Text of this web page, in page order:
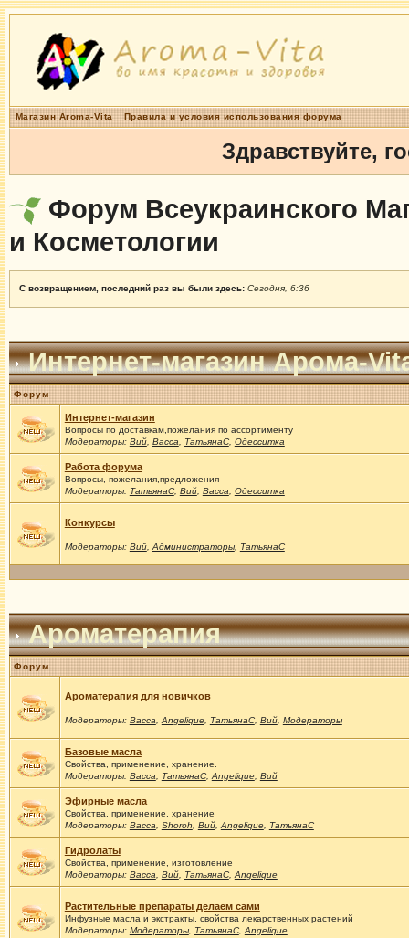
Магазин Aroma-Vita Правила и условия использования форума
Здравствуйте,
Форум Всеукраинского
и Косметологии
С возвращением, последний раз вы были здесь: Сегодня, 6:36
Интернет-магазин Арома-
Форум
Интернет-магазин
Вопросы по доставкам,пожелания по ассортименту
Модераторы: Вий, Васса ТатьянаС, Одесситка
Работа форума
Вопросы, пожелания,предложения
Модераторы: ТатьянаС, Вий, Васса Одесситка
Конкурсы
Модераторы: Вий, Администраторы, ТатьянаС
Ароматерапия
Форум
Ароматерапия для новичков
Модераторы: Васса Angelique, ТатьянаС, Вий, Модераторы
Базовые масла
Свойства, применение, хранение.
Модераторы: Васса ТатьянаС, Angelique, Вий
Эфирные масла
Свойства, применение, хранение
Модераторы: Васса Shoroh Вий, Angelique, ТатьянаС
Гидролаты
Свойства, применение, изготовление
Модераторы: Васса Вий, ТатьянаС, Angelique
Растительные препараты делаем сами
Инфузные масла и экстракты, свойства лекарственных растений
Модераторы: Модераторы, ТатьянаС, Angelique